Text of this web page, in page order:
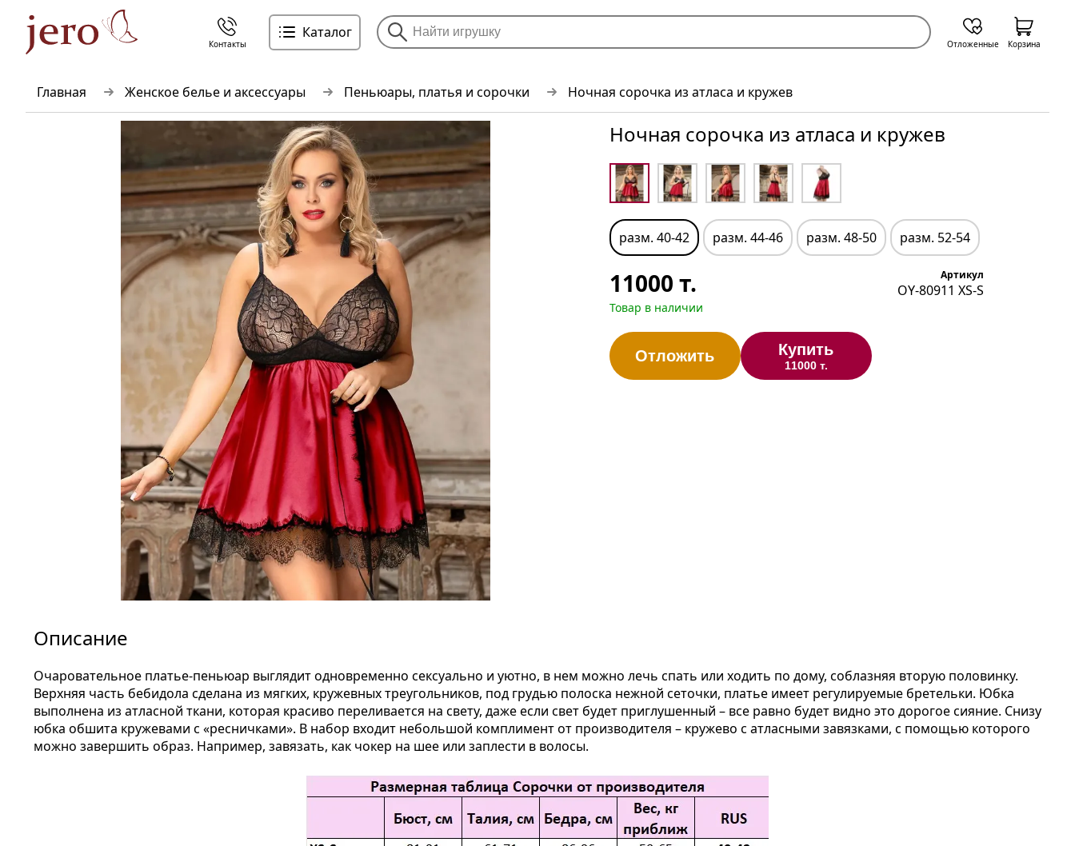
Главная Женское белье и аксессуары Пеньюары, платья и сорочки Ночная сорочка из атласа и кружев
Ночная сорочка из атласа и кружев
разм. 40-42 разм. 44-46 разм. 48-50 разм. 52-54
11000 т.
Товар в наличии
Артикул
OY-80911 XS-S
Отложить Купить
11000 т.
Описание
Очаровательное платье-пеньюар выглядит одновременно сексуально и уютно, в нем можно лечь спать или ходить по дому, соблазняя вторую половинку.
Верхняя часть бебидола сделана из мягких, кружевных треугольников, под грудью полоска нежной сеточки, платье имеет регулируемые бретельки. Юбка
выполнена из атласной ткани, которая красиво переливается на свету, даже если свет будет приглушенный – все равно будет видно это дорогое сияние. Снизу
юбка обшита кружевами с «ресничками». В набор входит небольшой комплимент от производителя – кружево с атласными завязками, с помощью которого
можно завершить образ. Например, завязать, как чокер на шее или заплести в волосы.
Контакты
Каталог
Отложенные Корзина